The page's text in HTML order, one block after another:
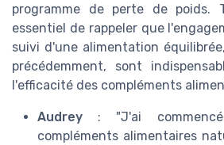
programme de perte de poids.
essentiel de rappeler que
suivi d'une alimentation
précédemment, sont
l'efficacité des compléments
Audrey : "J'ai
compléments alimentaires